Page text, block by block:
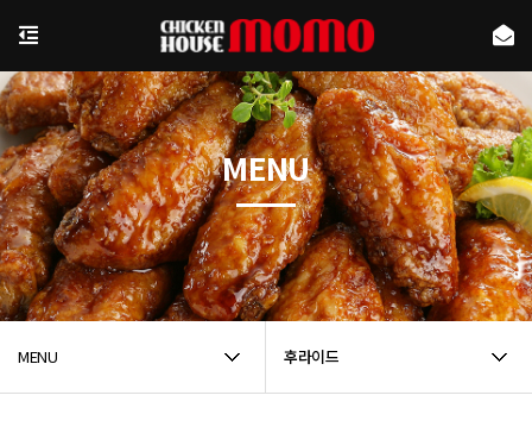
MENU 후라이드
MENU